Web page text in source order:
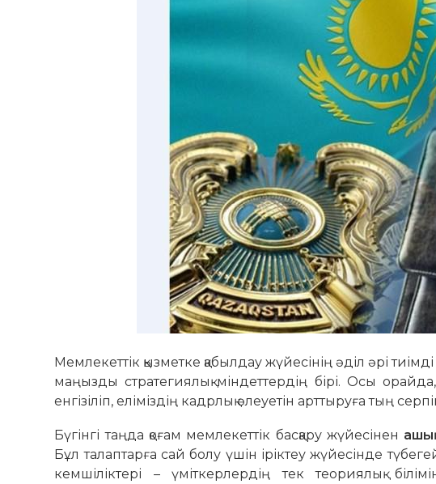
Мемлекеттік қызметке қабылдау жүйесінің әділ әрі
маңызды стратегиялық міндеттердің бірі. Осы
енгізіліп, еліміздің кадрлық әлеуетін арттыруға тың
Бүгінгі таңда қоғам мемлекеттік басқару жүйесінен
Бұл талаптарға сай болу үшін іріктеу жүйесінде
кемшіліктері – үміткерлердің тек теориялық